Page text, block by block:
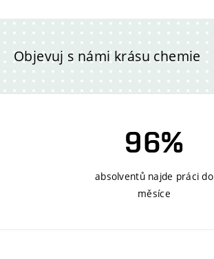
Objevuj s námi krásu chemie
96%
absolventů najde práci do
měsíce